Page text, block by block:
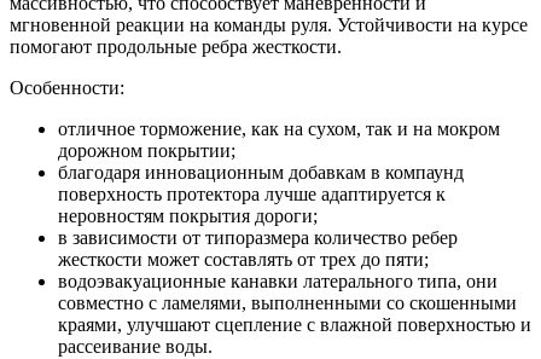
мгновенной реакции на команды руля. Устойчивости на курсе
помогают продольные ребра жесткости.
Особенности:
отличное торможение, как на сухом, так и на мокром
дорожном покрытии;
благодаря инновационным добавкам в компаунд
поверхность протектора лучше адаптируется к
неровностям покрытия дороги;
в зависимости от типоразмера количество ребер
жесткости может составлять от трех до пяти;
водоэвакуационные канавки латерального типа, они
совместно с ламелями, выполненными со скошенными
краями, улучшают сцепление с влажной поверхностью и
рассеивание воды.